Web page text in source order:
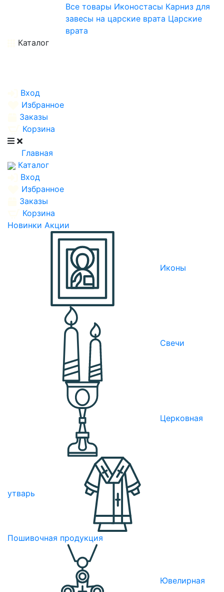
Все товары Иконостасы Карниз для
завесы на царские врата Царские
врата
Каталог
Вход
Избранное
Заказы
Корзина
Главная
Каталог
Вход
Избранное
Заказы
Корзина
Новинки Акции
Иконы
Свечи
Церковная
утварь
Пошивочная продукция
Ювелирная